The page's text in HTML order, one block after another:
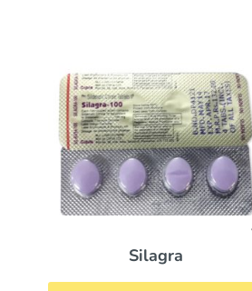
Viagra Professional